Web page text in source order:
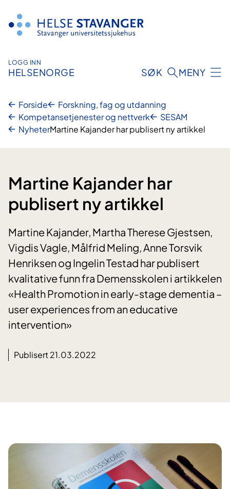
innhold
LOGG INN
HELSENORGE SØK MENY
Forside
Forskning, fag og utdanning
Kompetansetjenester og nettverk
SESAM
NyheterMartine Kajander har publisert ny artikkel
Martine Kajander har
publisert ny artikkel
Martine Kajander, Martha Therese Gjestsen,
Vigdis Vagle, Målfrid Meling, Anne Torsvik
Henriksen og Ingelin Testad har publisert
kvalitative funn fra Demensskolen i artikkelen
«Health Promotion in early-stage dementia –
user experiences from an educative
intervention»
Publisert 21.03.2022